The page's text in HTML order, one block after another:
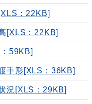
：22KB]
[XLS：22KB]
59KB]
手形[XLS：36KB]
況[XLS：29KB]